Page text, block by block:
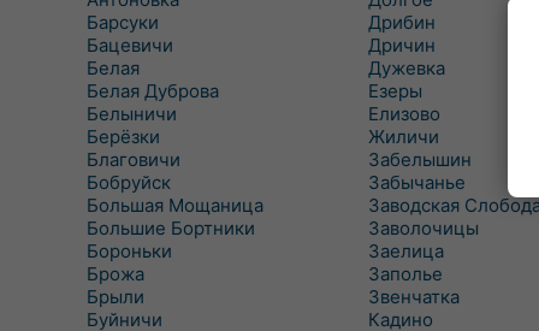
Барсуки
Бацевичи
Белая
Белая Дуброва
Белыничи
Берёзки
Благовичи
Бобруйск
Большая Мощаница
Большие Бортники
Бороньки
Брожа
Брыли
Буйничи
Дрибин
Дричин
Дужевка
Езеры
Елизово
Жиличи
Забелышин
Забычанье
Заводская
Заволочицы
Заелица
Заполье
Звенчатка
Кадино